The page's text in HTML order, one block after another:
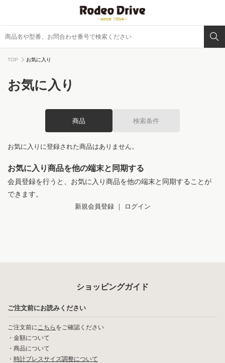
TOP お気に入り
お気に入り
商品 検索条件
お気に入りに登録された商品はありません。
お気に入り商品を他の端末と同期する
会員登録を行うと、お気に入り商品を他の端末と同期することが
できます。
新規会員登録｜ ログイン
ショッピングガイド
ご注文前にお読みください
ご注文前にこちら をご確認ください
・ 金額について
・ 商品について
・ 時計ブレスサイズ調整について